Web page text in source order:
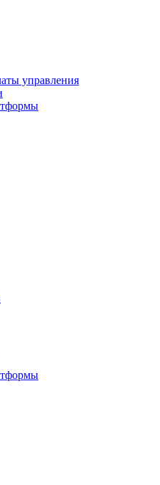
управления